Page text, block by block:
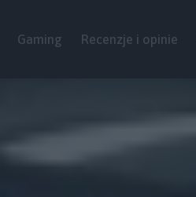
Gaming Recenzje i opinie